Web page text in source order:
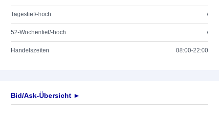
Tagestief/-hoch /
52-Wochentief/-hoch /
Handelszeiten 08:00-22:00
Bid/Ask-Übersicht ►